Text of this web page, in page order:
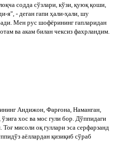
содда сўзлари, кўзи, қуюқ қоши,
я", - деган гапи ҳали-ҳали, шу
Мен рус шофёрининг гапларидан
ва акам билан чексиз фахрландим.
Андижон, Фарғона, Наманган,
хос ва мос гули бор. Дўппидаги
Тоғ мисоли оқ гуллари эса серфарзанд
аёллардан қизиқиб сўраб